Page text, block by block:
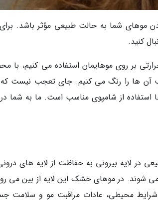
موهای شما به حالت طبیعی مؤثر باشد.
کنید.
بر روی موهایمان استفاده می کنیم، با
آن ها را رنگ می کنیم. جای تعجب نیست
از شامپوی مناسب است. ما به شما در
در لایه بیرونی به حفاظت از لایه های
شوند. در موهای خشک این لایه از بین می
محیطی، عادات مراقبت مو و سلامت